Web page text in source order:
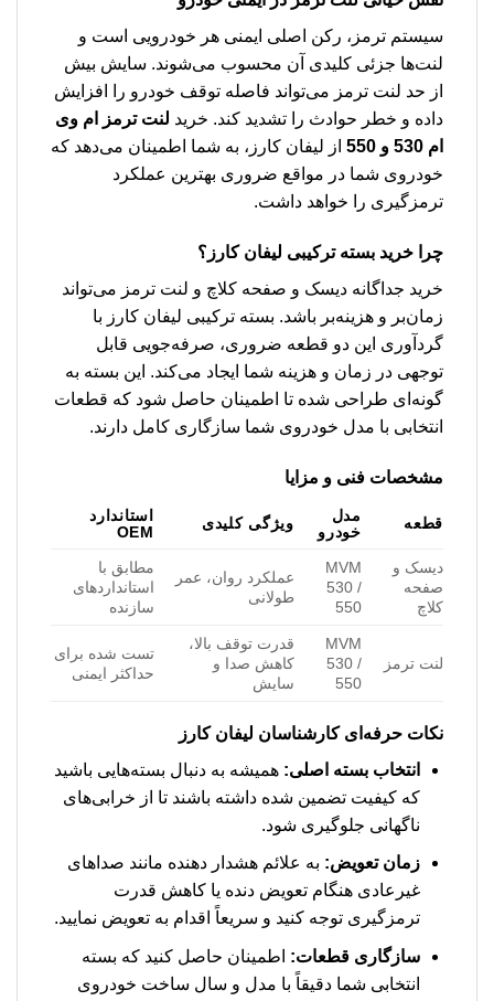
سیستم ترمز، رکن اصلی ایمنی هر خودرویی است و
لنت‌ها جزئی کلیدی آن محسوب می‌شوند. سایش بیش
از حد لنت ترمز می‌تواند فاصله توقف خودرو را افزایش
داده و خطر حوادث را تشدید کند. خرید لنت ترمز ام وی
ام 530 و 550
از لیفان کارز، به شما اطمینان می‌دهد که
خودروی شما در مواقع ضروری بهترین عملکرد
ترمزگیری را خواهد داشت.
چرا خرید بسته ترکیبی لیفان کارز؟
خرید جداگانه دیسک و صفحه کلاچ و لنت ترمز می‌تواند
زمان‌بر و هزینه‌بر باشد. بسته ترکیبی لیفان کارز با
گردآوری این دو قطعه ضروری، صرفه‌جویی قابل
توجهی در زمان و هزینه شما ایجاد می‌کند. این بسته به
گونه‌ای طراحی شده تا اطمینان حاصل شود که قطعات
انتخابی با مدل خودروی شما سازگاری کامل دارند.
مشخصات فنی و مزایا
قطعه
مدل
خودرو
ویژگی کلیدی
استاندارد
OEM
دیسک و
صفحه
کلاچ
MVM
530 /
550
عملکرد روان، عمر
طولانی
مطابق با
استانداردهای
سازنده
لنت ترمز
MVM
530 /
550
قدرت توقف بالا،
کاهش صدا و
سایش
تست شده برای
حداکثر ایمنی
نکات حرفه‌ای کارشناسان لیفان کارز
انتخاب بسته اصلی: همیشه به دنبال بسته‌هایی باشید
که کیفیت تضمین شده داشته باشند تا از خرابی‌های
ناگهانی جلوگیری شود.
زمان تعویض: به علائم هشدار دهنده مانند صداهای
غیرعادی هنگام تعویض دنده یا کاهش قدرت
ترمزگیری توجه کنید و سریعاً اقدام به تعویض نمایید.
سازگاری قطعات: اطمینان حاصل کنید که بسته
انتخابی شما دقیقاً با مدل و سال ساخت خودروی